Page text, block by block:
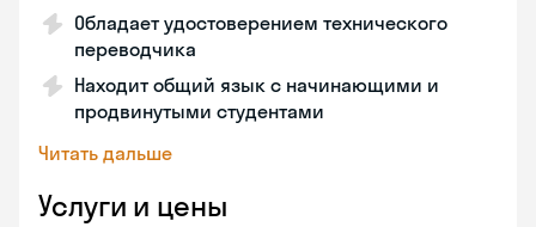
Обладает удостоверением технического
переводчика
Находит общий язык с начинающими и
продвинутыми студентами
Читать дальше
Услуги и цены